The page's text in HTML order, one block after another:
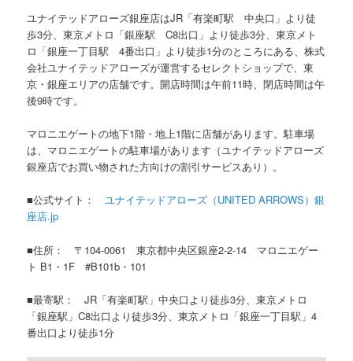
ユナイテッドアローズ銀座店はJR「有楽町駅 中央口」より徒
歩3分、東京メトロ「銀座駅 C8出口」より徒歩3分、東京メト
ロ「銀座一丁目駅 4番出口」より徒歩1分のところにある、株式
会社ユナイテッドアローズが運営するセレクトショップで、東
京・銀座エリアの店舗です。開店時間は午前11時、閉店時間は午
後9時です。
マロニエゲートの地下1階・地上1階に店舗があります。駐車場
は、マロニエゲートの駐車場があります（ユナイテッドアローズ
銀座店でお買い物された方向けの割引サービスあり）。
■公式サイト：ユナイテッドアローズ（UNITED ARROWS）銀
座店.jp
■住所： 〒104-0061 東京都中央区銀座2-2-14 マロニエゲー
ト B1・1F #B101b・101
■最寄駅： JR「有楽町駅」中央口より徒歩3分、東京メトロ
「銀座駅」C8出口より徒歩3分、東京メトロ「銀座一丁目駅」4
番出口より徒歩1分